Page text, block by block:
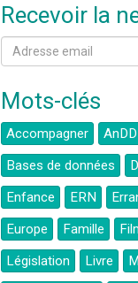
Recevoir la
Mots-clés
Accompagner
Bases de données
Enfance
ERN
Europe
Famille
Législation
Livre